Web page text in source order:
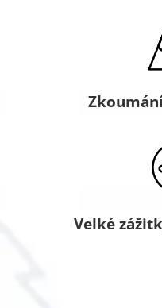
Velké